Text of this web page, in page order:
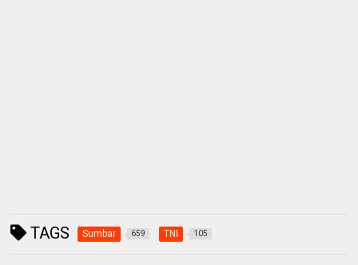
TAGS Sumbar 659 TNI 105